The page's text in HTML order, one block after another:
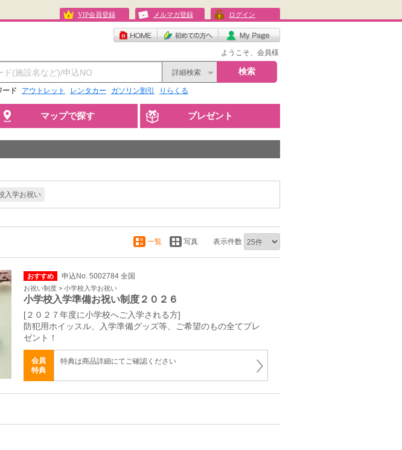
VIP会員登録 メルマガ登録 ログイン
ようこそ、会員様
詳細検索 検索
ード アウトレット レンタカー ガソリン割引 りらくる
マップで探す プレゼント
入学お祝い
一覧 写真 表示件数
おすすめ 申込No. 5002784 全国
お祝い制度 > 小学校入学お祝い
小学校入学準備お祝い制度２０２６
[２０２７年度に小学校へご入学される方]
防犯用ホイッスル、入学準備グッズ等、ご希望のもの全てプレ
ゼント！
会員
特典
特典は商品詳細にてご確認ください